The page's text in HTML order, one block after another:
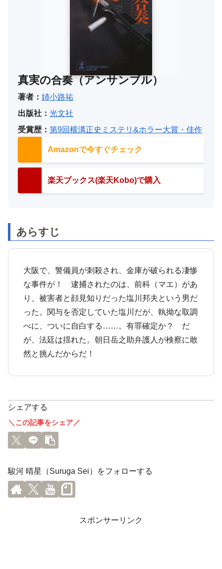
真実の合奏（アンサンブル）
著者： 姉小路祐
出版社： 光文社
受賞歴： 第9回横溝正史ミステリ&ホラー大賞・佳作
Amazonで今すぐチェック
楽天ブックス(楽天Kobo)で購入
あらすじ
大阪で、警備員が刺殺され、金庫が破られる凄惨
な事件が！ 逮捕されたのは、前科（マエ）があ
り、被害者と顔見知りだった塩川邦夫という男だ
った。関与を否定していた塩川だが、執拗な取調
べに、ついに自白する……。有罪確定か？ だ
が、法廷は揺れた。朝日岳之助弁護人が検察に敢
然と挑んだからだ！
シェアする
＼この記事をシェア／
駿河 晴星（Suruga Sei）をフォローする
スポンサーリンク